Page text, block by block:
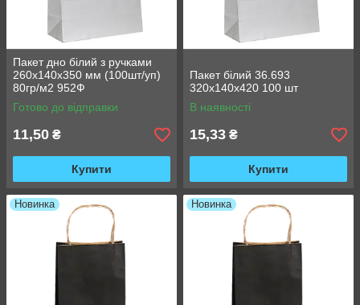
Пакет дно білий з ручками
260х140х350 мм (100шт/уп)
80гр/м2 952Ф
Готово до відправки
11,50 ₴
Купити
Пакет білий 36.693
320х140х420 100 шт
В наявності
15,33 ₴
Купити
Новинка Новинка